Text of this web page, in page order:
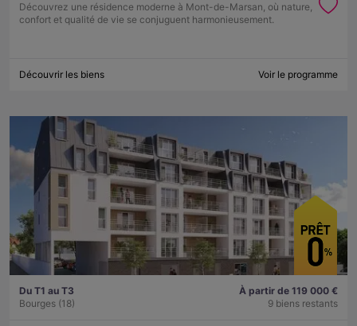
Découvrez une résidence moderne à Mont-de-Marsan, où nature,
confort et qualité de vie se conjuguent harmonieusement.
Découvrir les biens Voir le programme
Du T1 au T3
Bourges (18)
À partir de 119 000 €
9 biens restants